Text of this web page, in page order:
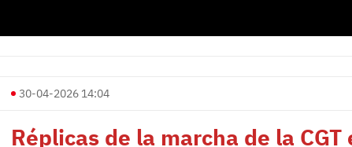
30-04-2026 14:04
Réplicas de la marcha de la